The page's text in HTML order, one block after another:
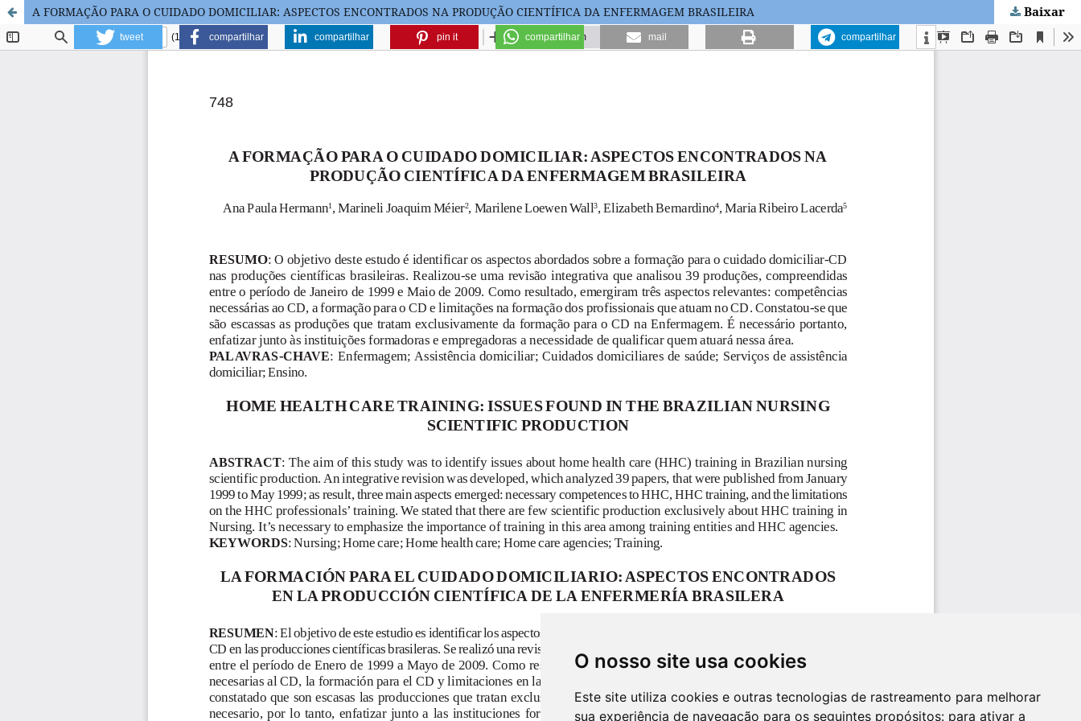
O nosso site usa cookies
Este site utiliza cookies e outras tecnologias de rastreamento para melhorar
sua experiência de navegação para os seguintes propósitos: para ativar a
A FORMAÇÃO PARA O CUIDADO DOMICILIAR: ASPECTOS ENCONTRADOS NA PRODUÇÃO CIENTÍFICA DA ENFERMAGEM BRASILEIRA Baixar
tweet compartilhar compartilhar pin it compartilhar mail compartilhar